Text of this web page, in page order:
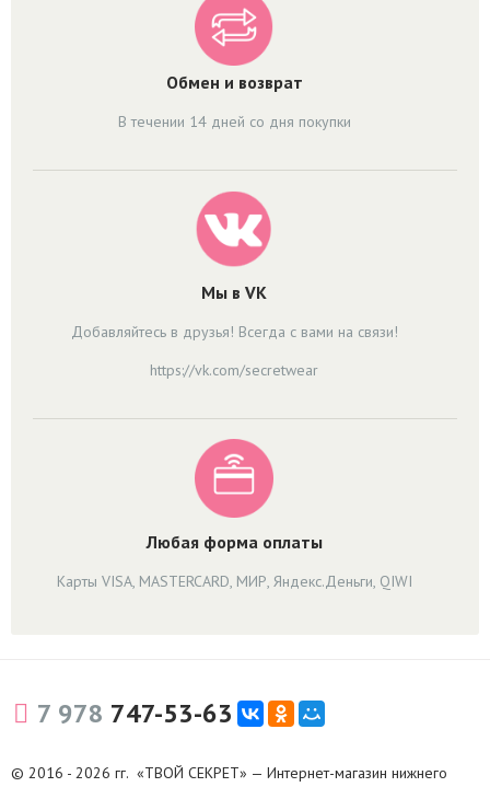
Обмен и возврат
В течении 14 дней со дня покупки
Мы в VK
Добавляйтесь в друзья! Всегда с вами на связи!
https://vk.com/secretwear
Любая форма оплаты
Карты VISA, MASTERCARD, МИР, Яндекс.Деньги, QIWI
7 978 747-53-63
© 2016 - 2026 гг. «ТВОЙ СЕКРЕТ» — Интернет-магазин нижнего